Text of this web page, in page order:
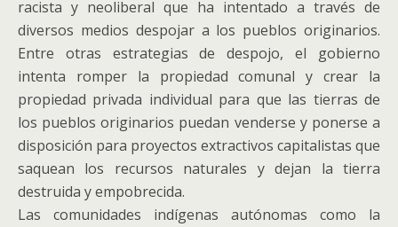
racista y neoliberal que ha intentado a través de
diversos medios despojar a los pueblos originarios.
Entre otras estrategias de despojo, el gobierno
intenta romper la propiedad comunal y crear la
propiedad privada individual para que las tierras de
los pueblos originarios puedan venderse y ponerse a
disposición para proyectos extractivos capitalistas que
saquean los recursos naturales y dejan la tierra
destruida y empobrecida.
Las comunidades indígenas autónomas como la